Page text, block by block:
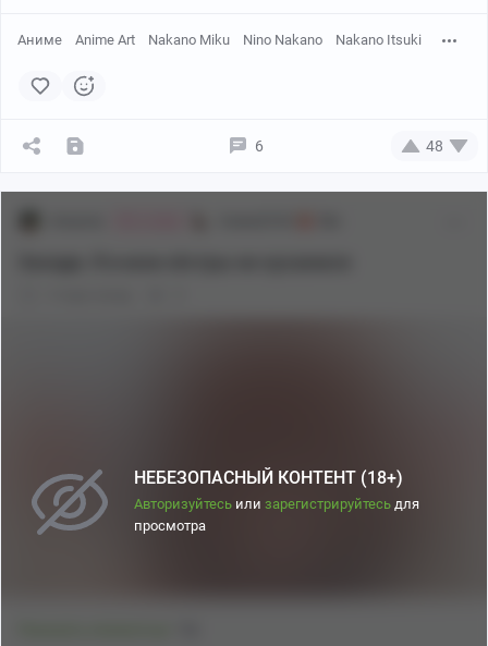
Аниме Anime Art Nakano Miku Nino Nakano Nakano Itsuki
6 48
НЕБЕЗОПАСНЫЙ КОНТЕНТ (18+)
Авторизуйтесь или зарегистрируйтесь для
просмотра